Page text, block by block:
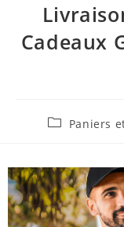
Cadeaux
Paniers